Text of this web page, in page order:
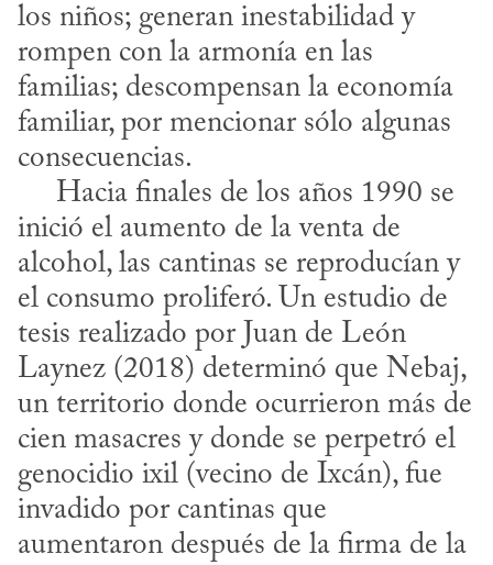
los niños; generan inestabilidad y
rompen con la armonía en las
familias; descompensan la economía
familiar, por mencionar sólo algunas
consecuencias.
inició el aumento de la venta de
alcohol, las cantinas se reproducían y
el consumo proliferó. Un estudio de
tesis realizado por Juan de León
Laynez (2018) determinó que Nebaj,
un territorio donde ocurrieron más de
cien masacres y donde se perpetró el
genocidio ixil (vecino de Ixcán), fue
invadido por cantinas que
aumentaron después de la firma de la